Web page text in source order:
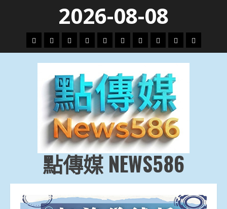
content
2026-08-08
頭
條
財
經
地
方.
會
文
教.
技
專
題
娛
樂
劇
政
治
國
際
運
動
生
活
點傳媒 NEWS586